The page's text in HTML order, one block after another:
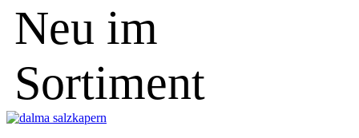
Neu im
Sortiment